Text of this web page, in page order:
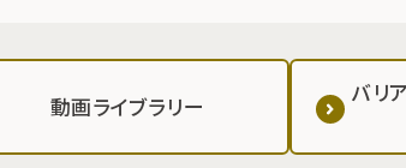
動画ライブラリー
バリ